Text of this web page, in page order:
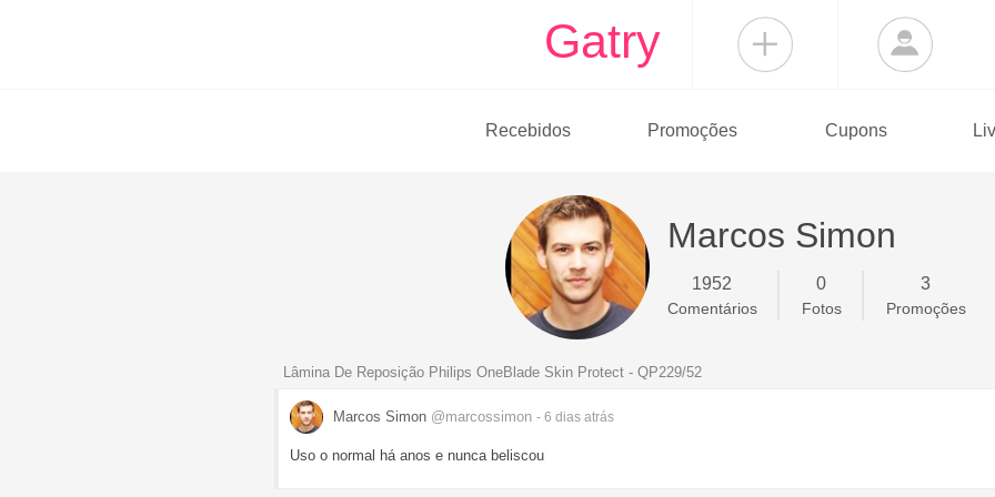
Gatry
Recebidos Promoções Cupons
Marcos Simon
1952
Comentários
0
Fotos
3
Promoções
Lâmina De Reposição Philips OneBlade Skin Protect - QP229/52
Marcos Simon @marcossimon - 6 dias atrás
Uso o normal há anos e nunca beliscou